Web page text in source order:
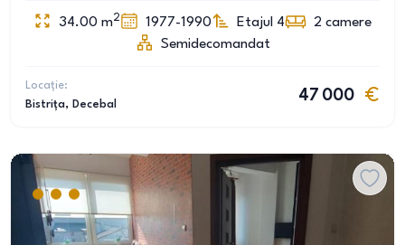
34.00 m2 1977-1990 Etajul 4 2 camere
Semidecomandat
Locație:
Bistrița, Decebal
47 000